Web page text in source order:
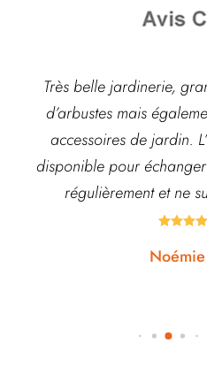
Très belle jardinerie,
d’arbustes mais
accessoires de jardin.
disponible pour échanger
régulièrement et ne
